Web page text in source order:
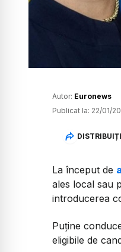
Autor: Euronews
Publicat la: 22/01/
La început de
ales local sau
introducerea
Puține
eligibile de